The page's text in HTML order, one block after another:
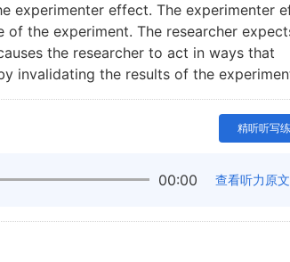
experimenter effect. The experimenter
the experiment. The researcher
the researcher to act in ways that
invalidating the results of the
精听听写
00:00 查看听力原文